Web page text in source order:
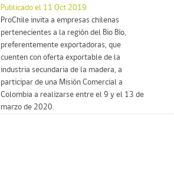
Publicado el 11 Oct 2019
ProChile invita a empresas chilenas
pertenecientes a la región del Bio Bío,
preferentemente exportadoras, que
cuenten con oferta exportable de la
industria secundaria de la madera, a
participar de una Misión Comercial a
Colombia a realizarse entre el 9 y el 13 de
marzo de 2020.